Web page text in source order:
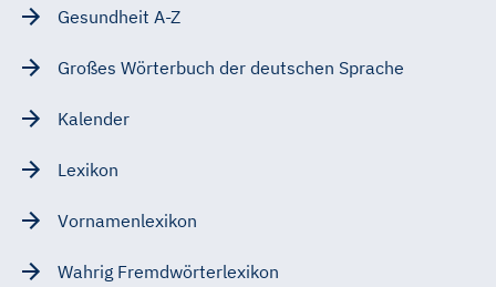
Gesundheit A-Z
Großes Wörterbuch der deutschen Sprache
Kalender
Lexikon
Vornamenlexikon
Wahrig Fremdwörterlexikon